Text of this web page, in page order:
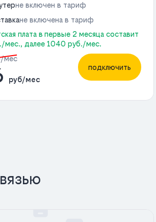
не включен в тариф
не включена в тариф
плата в первые 2 месяца составит
мес., далее 1040 руб./мес.
мес
руб/мес
подключить